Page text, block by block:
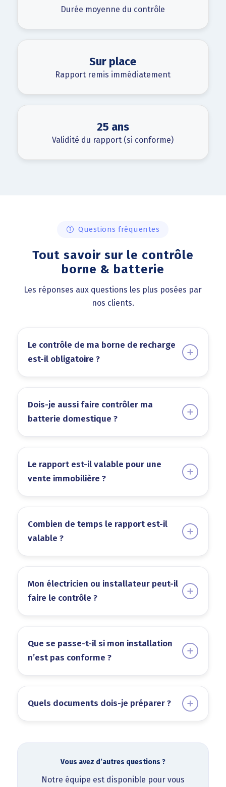
Durée moyenne du contrôle
Sur place
Rapport remis immédiatement
25 ans
Validité du rapport (si conforme)
Questions fréquentes
Tout savoir sur le contrôle
borne & batterie
Les réponses aux questions les plus posées par
nos clients.
Le contrôle de ma borne de recharge
est-il obligatoire ?
Dois-je aussi faire contrôler ma
batterie domestique ?
Le rapport est-il valable pour une
vente immobilière ?
Combien de temps le rapport est-il
valable ?
Mon électricien ou installateur peut-il
faire le contrôle ?
Que se passe-t-il si mon installation
n’est pas conforme ?
Quels documents dois-je préparer ?
Vous avez d’autres questions ?
Notre équipe est disponible pour vous